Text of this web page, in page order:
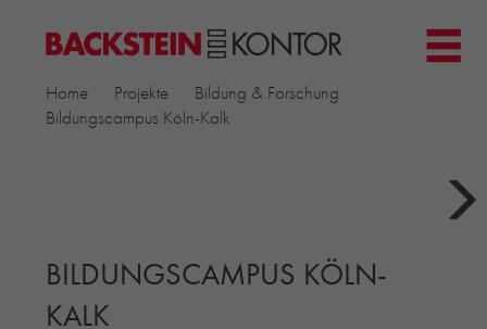
PROJEKTE
EINFAMILIENHÄUSER
ÖFFENTLICHE BAUTEN
Home Projekte
Bildung & Forschung
Bildungscampus Köln-Kalk
BILDUNGSCAMPUS KÖLN-
KALK